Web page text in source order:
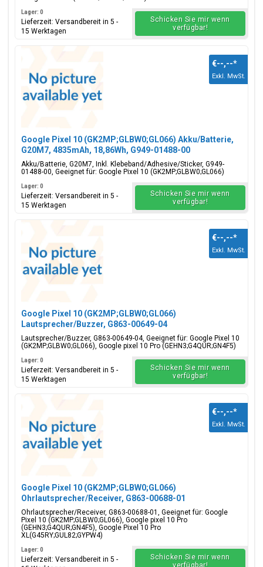
Lager: 0
Lieferzeit: Versandbereit in 5 -
15 Werktagen
Schicken Sie mir wenn
verfügbar!
Google Pixel 10 (GK2MP;GLBW0;GL066) Akku/Batterie,
G20M7, 4835mAh, 18,86Wh, G949-01488-00
Akku/Batterie, G20M7, Inkl. Klebeband/Adhesive/Sticker, G949-
01488-00, Geeignet für: Google Pixel 10 (GK2MP;GLBW0;GL066)
€--,--*
Exkl. MwSt.
Lager: 0
Lieferzeit: Versandbereit in 5 -
15 Werktagen
Schicken Sie mir wenn
verfügbar!
Google Pixel 10 (GK2MP;GLBW0;GL066)
Lautsprecher/Buzzer, G863-00649-04
Lautsprecher/Buzzer, G863-00649-04, Geeignet für: Google Pixel 10
(GK2MP;GLBW0;GL066), Google pixel 10 Pro (GEHN3;G4QUR;GN4F5)
€--,--*
Exkl. MwSt.
Lager: 0
Lieferzeit: Versandbereit in 5 -
15 Werktagen
Schicken Sie mir wenn
verfügbar!
Google Pixel 10 (GK2MP;GLBW0;GL066)
Ohrlautsprecher/Receiver, G863-00688-01
Ohrlautsprecher/Receiver, G863-00688-01, Geeignet für: Google
Pixel 10 (GK2MP;GLBW0;GL066), Google pixel 10 Pro
(GEHN3;G4QUR;GN4F5), Google Pixel 10 Pro
XL(G45RY;GUL82;GYPW4)
€--,--*
Exkl. MwSt.
Lager: 0
Lieferzeit: Versandbereit in 5 -
Schicken Sie mir wenn
verfügbar!